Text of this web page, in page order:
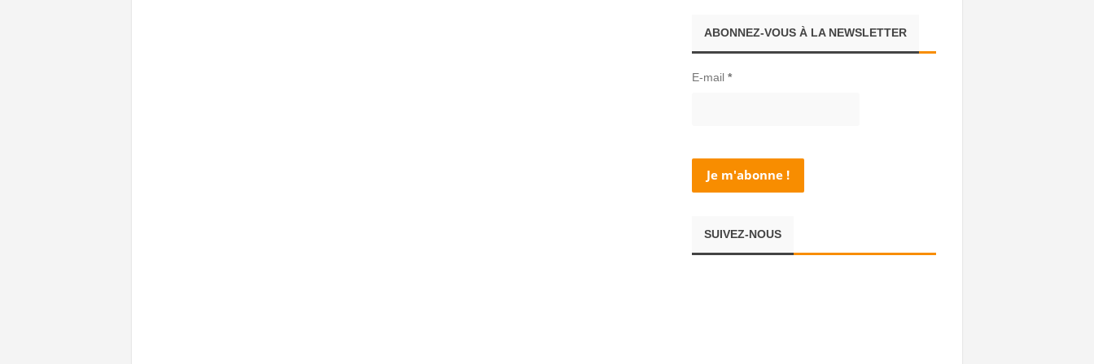
ABONNEZ-VOUS À LA NEWSLETTER
E-mail *
SUIVEZ-NOUS